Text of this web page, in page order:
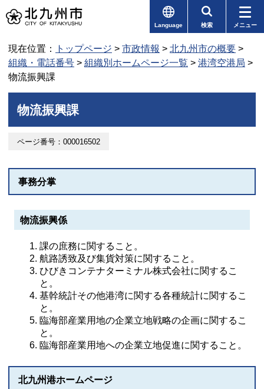
Language 検索 メニュー
現在位置： トップページ > 市政情報 > 北九州市の概要 >
組織・電話番号 > 組織別ホームページ一覧 > 港湾空港局 >
物流振興課
物流振興課
ページ番号：000016502
事務分掌
物流振興係
課の庶務に関すること。
航路誘致及び集貨対策に関すること。
ひびきコンテナターミナル株式会社に関するこ
と。
基幹統計その他港湾に関する各種統計に関するこ
と。
臨海部産業用地の企業立地戦略の企画に関するこ
と。
臨海部産業用地への企業立地促進に関すること。
北九州港ホームページ